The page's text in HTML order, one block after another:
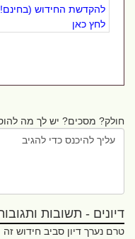
להקדשת החידוש (בחינם!)
לחץ כאן
חולק? מסכים? יש לך מה
דיונים - תשובות ותגובות (0)
טרם נערך דיון סביב חידוש זה